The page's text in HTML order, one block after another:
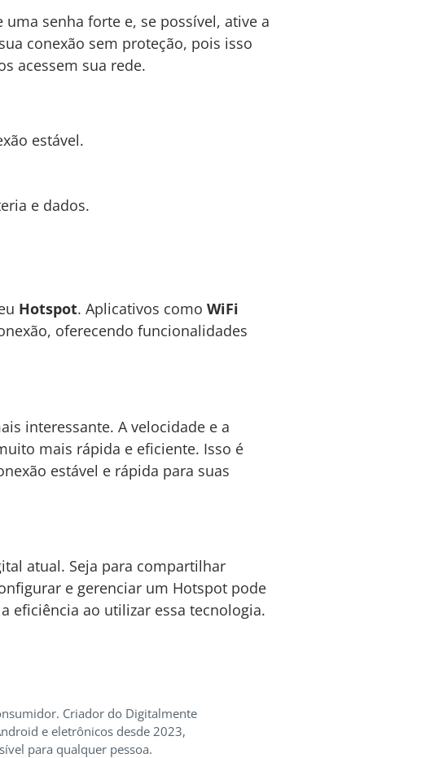
senha forte e, se possível, ative a
conexão sem proteção, pois isso
acessem sua rede.
estável.
e dados.
Hotspot. Aplicativos como WiFi
oferecendo funcionalidades
interessante. A velocidade e a
mais rápida e eficiente. Isso é
estável e rápida para suas
atual. Seja para compartilhar
e gerenciar um Hotspot pode
eficiência ao utilizar essa tecnologia.
Criador do Digitalmente
e eletrônicos desde 2023,
para qualquer pessoa.